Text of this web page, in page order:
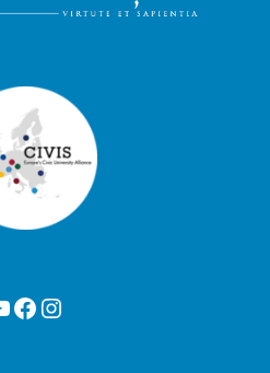
Facebook Instagram